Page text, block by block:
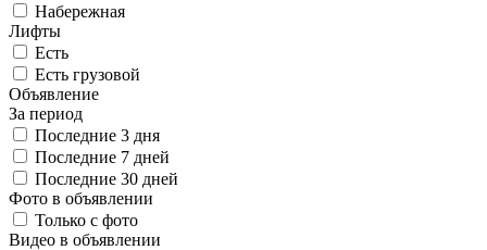
Набережная
Лифты
Есть
Есть грузовой
Объявление
За период
Последние 3 дня
Последние 7 дней
Последние 30 дней
Фото в объявлении
Только с фото
Видео в объявлении